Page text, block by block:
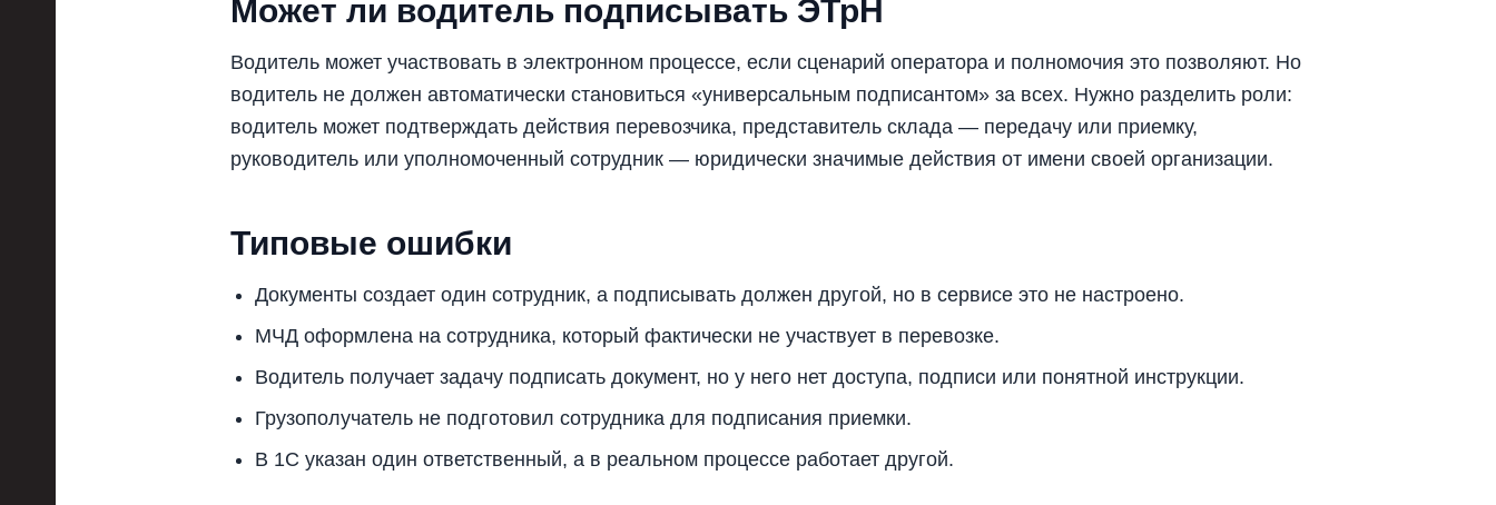
Может ли водитель подписывать ЭТрН
Водитель может участвовать в электронном процессе, если сценарий оператора и полномочия это позволяют. Но
водитель не должен автоматически становиться «универсальным подписантом» за всех. Нужно разделить роли:
водитель может подтверждать действия перевозчика, представитель склада — передачу или приемку,
руководитель или уполномоченный сотрудник — юридически значимые действия от имени своей организации.
Типовые ошибки
Документы создает один сотрудник, а подписывать должен другой, но в сервисе это не настроено.
МЧД оформлена на сотрудника, который фактически не участвует в перевозке.
Водитель получает задачу подписать документ, но у него нет доступа, подписи или понятной инструкции.
Грузополучатель не подготовил сотрудника для подписания приемки.
В 1С указан один ответственный, а в реальном процессе работает другой.